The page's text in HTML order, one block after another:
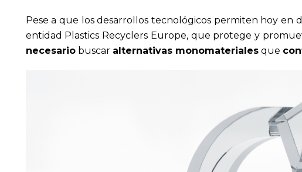
Pese a que los desarrollos tecnológicos permiten hoy en
entidad Plastics Recyclers Europe, que protege y
necesariobuscar alternativas monomaterialesque